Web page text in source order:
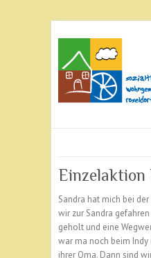
Sandra hat mich bei
wir zur Sandra
geholt und eine
war ma noch beim Indy
ihrer Oma. Dann sind